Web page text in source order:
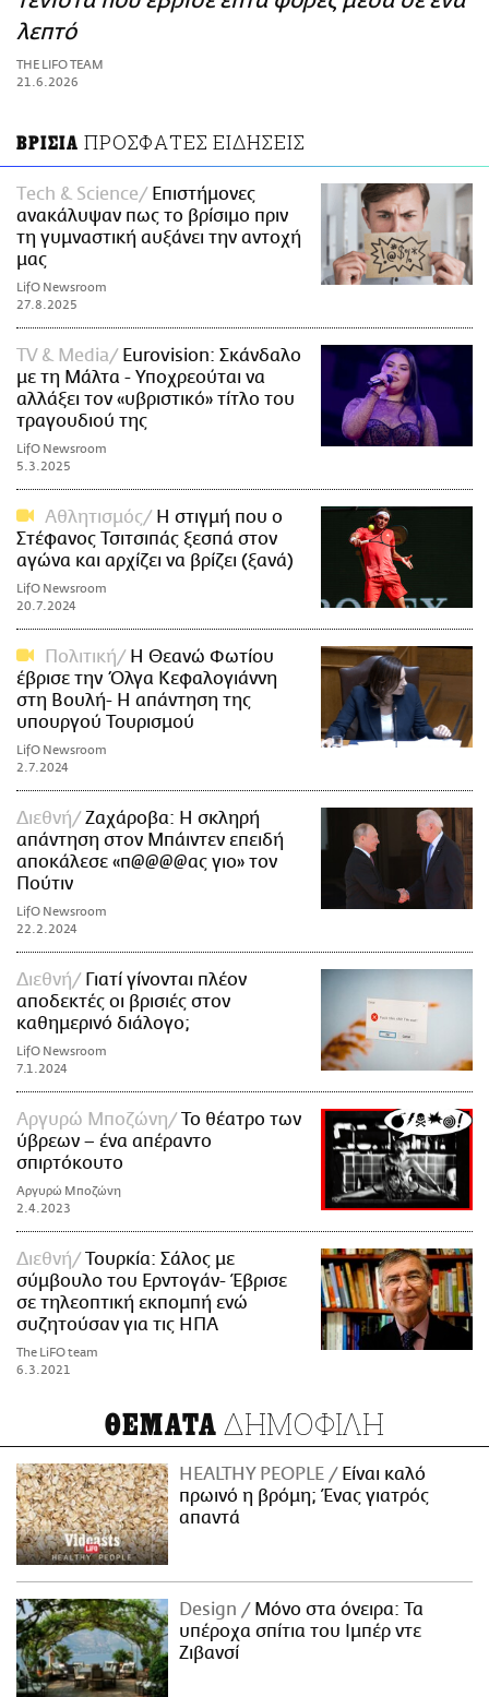
ΑΜΠΑ
PRINT
λεπτό
THE LIFO TEAM
21.6.2026
ΒΡΙΣΙΑ ΠΡΟΣΦΑΤΕΣ ΕΙΔΗΣΕΙΣ
Τech & Science
Επιστήμονες
ανακάλυψαν πως το βρίσιμο πριν
τη γυμναστική αυξάνει την αντοχή
μας
LifO Newsroom
27.8.2025
TV & Media
Eurovision: Σκάνδαλο
με τη Μάλτα - Υποχρεούται να
αλλάξει τον «υβριστικό» τίτλο του
τραγουδιού της
LifO Newsroom
5.3.2025
Αθλητισμός
Η στιγμή που ο
Στέφανος Τσιτσιπάς ξεσπά στον
αγώνα και αρχίζει να βρίζει (ξανά)
LifO Newsroom
20.7.2024
Πολιτική
Η Θεανώ Φωτίου
έβρισε την Όλγα Κεφαλογιάννη
στη Βουλή- Η απάντηση της
υπουργού Τουρισμού
LifO Newsroom
2.7.2024
Διεθνή
Ζαχάροβα: Η σκληρή
απάντηση στον Μπάιντεν επειδή
αποκάλεσε «π@@@@ας γιο» τον
Πούτιν
LifO Newsroom
22.2.2024
Διεθνή
Γιατί γίνονται πλέον
αποδεκτές οι βρισιές στον
καθημερινό διάλογο;
LifO Newsroom
7.1.2024
Αργυρώ Μποζώνη
Το θέατρο των
ύβρεων – ένα απέραντο
σπιρτόκουτο
Αργυρώ Μποζώνη
2.4.2023
Διεθνή
Τουρκία: Σάλος με
σύμβουλο του Ερντογάν- Έβρισε
σε τηλεοπτική εκπομπή ενώ
συζητούσαν για τις ΗΠΑ
The LiFO team
6.3.2021
ΘΕΜΑΤΑ ΔΗΜΟΦΙΛΗ
HEALTHY PEOPLE
Είναι καλό
πρωινό η βρόμη; Ένας γιατρός
απαντά
Design
Μόνο στα όνειρα: Τα
υπέροχα σπίτια του Ιμπέρ ντε
Ζιβανσί